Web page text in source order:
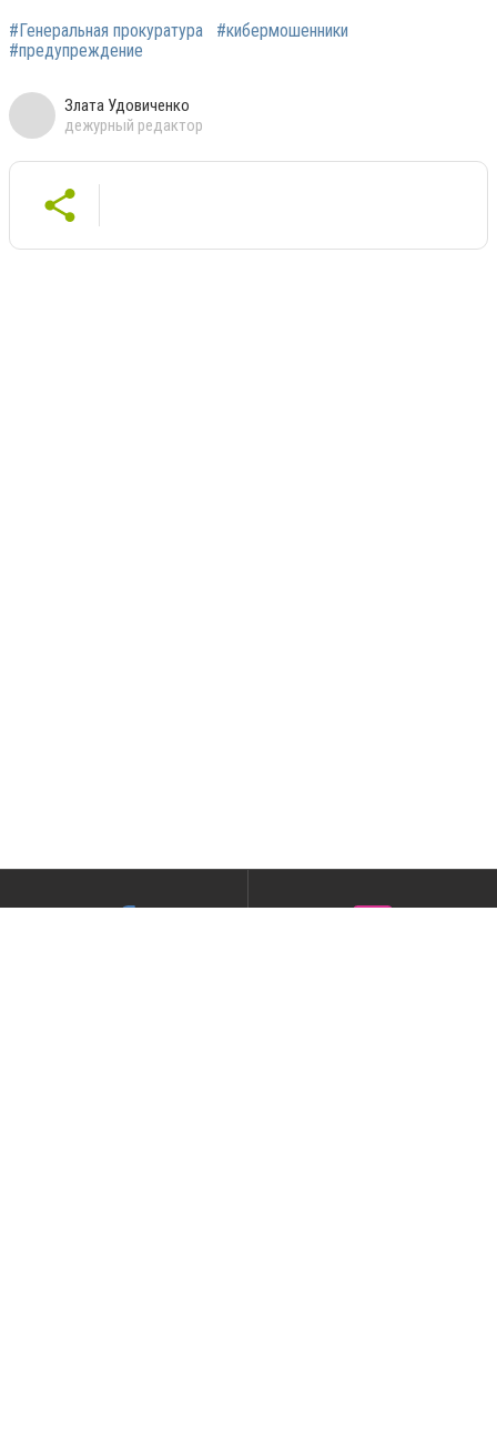
#Генеральная прокуратура
#кибермошенники
#предупреждение
Злата Удовиченко
дежурный редактор